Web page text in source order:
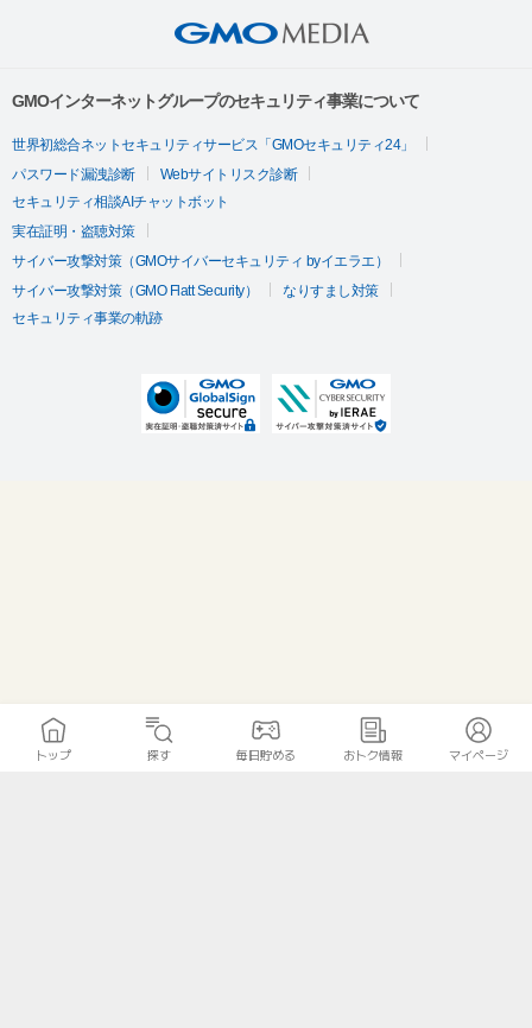
GMOインターネットグループのセキュリティ事業について
世界初総合ネットセキュリティサービス「GMOセキュリティ24」
パスワード漏洩診断
Webサイトリスク診断
セキュリティ相談AIチャットボット
実在証明・盗聴対策
サイバー攻撃対策（GMOサイバーセキュリティ byイエラエ）
サイバー攻撃対策（GMO Flatt Security）
なりすまし対策
セキュリティ事業の軌跡
トップ 探す 毎日貯める おトク情報 マイページ